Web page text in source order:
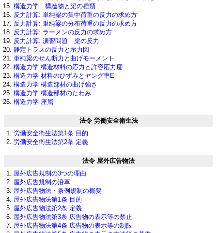
構造力学 構造物と梁の種類
反力計算: 単純梁の集中荷重の反力の求め方
反力計算: 単純梁の分布荷重の反力の求め方
反力計算: ラーメンの反力の求め方
反力計算: 演習問題 梁の反力
静定トラスの反力と示力図
単純梁のせん断力と曲げモーメント
構造力学 構造材料の応力と許容応力度
構造力学 材料のひずみとヤング率E
構造力学 構造部材の曲げ強さ
構造力学 構造部材のたわみ
構造力学 座屈
法令 労働安全衛生法
労働安全衛生法第1条 目的
労働安全衛生法第2条 定義
法令 屋外広告物法
屋外広告規制の3つの理由
屋外広告規制の沿革
屋外広告物法・条例規制の概要
屋外広告物法第1条 目的
屋外広告物法第2条 定義
屋外広告物法第3条 広告物の表示等の禁止
屋外広告物法第4条 広告物の表示等の制限